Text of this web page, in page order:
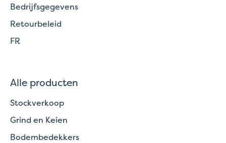
Bedrijfsgegevens
Retourbeleid
FR
Alle producten
Stockverkoop
Grind en Keien
Bodembedekkers